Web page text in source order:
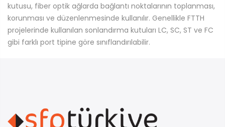
kutusu, fiber optik ağlarda bağlantı noktalarının toplanması,
korunması ve düzenlenmesinde kullanılır. Genellikle FTTH
projelerinde kullanılan sonlandırma kutuları LC, SC, ST ve FC
gibi farklı port tipine göre sınıflandırılabilir.